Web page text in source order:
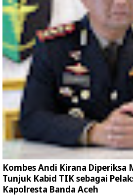
Kombes Andi Kirana Diperiksa
Tunjuk Kabid TIK sebagai
Kapolresta Banda Aceh